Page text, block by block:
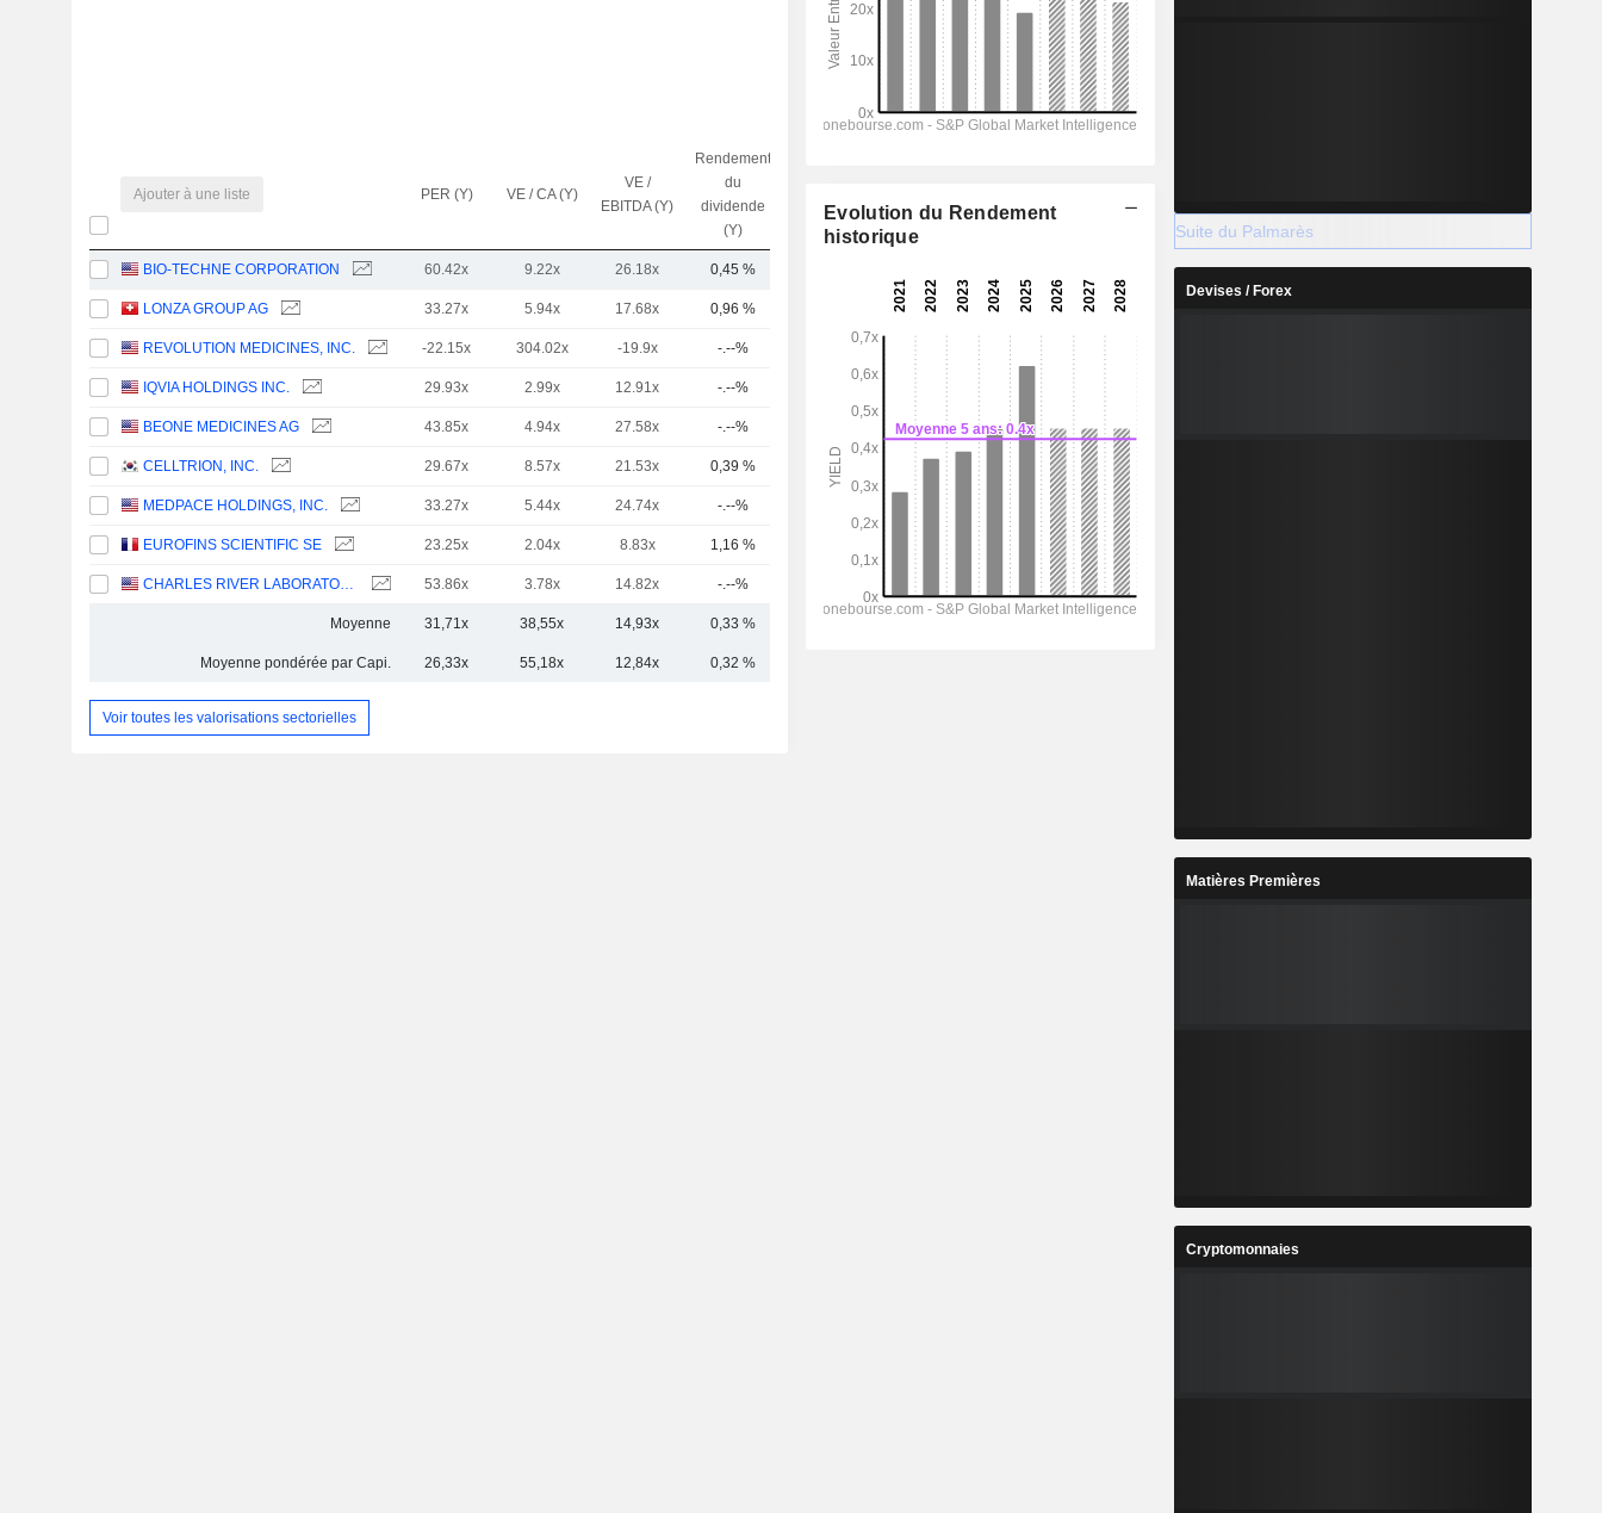
Ajouter à une liste PER (Y) VE / CA (Y)
VE /
EBITDA (Y)
Rendement
du
dividende
(Y)
BIO-TECHNE CORPORATION 60.42x 9.22x 26.18x 0,45 %
LONZA GROUP AG 33.27x 5.94x 17.68x 0,96 %
REVOLUTION MEDICINES, INC. -22.15x 304.02x -19.9x -.--% 42,05 Md
IQVIA HOLDINGS INC. 29.93x 2.99x 12.91x -.--%
BEONE MEDICINES AG 43.85x 4.94x 27.58x -.--%
CELLTRION, INC. 29.67x 8.57x 21.53x 0,39 % 31,44 Md
MEDPACE HOLDINGS, INC. 33.27x 5.44x 24.74x -.--%
EUROFINS SCIENTIFIC SE 23.25x 2.04x 8.83x 1,16 %
CHARLES RIVER LABORATORIES INTERNATIONAL, INC. 53.86x 3.78x 14.82x -.--%
Moyenne 31,71x 38,55x 14,93x 0,33 %
Moyenne pondérée par Capi. 26,33x 55,18x 12,84x 0,32 %
Voir toutes les valorisations sectorielles
Evolution du Rendement
historique
Suite du Palmarès
Devises / Forex
Matières Premières
Cryptomonnaies